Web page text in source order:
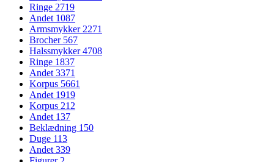
Ringe 2719
Andet 1087
Armsmykker 2271
Brocher 567
Halssmykker4708
Ringe 1837
Andet 3371
Korpus 5661
Andet 1919
Korpus 212
Andet 137
Beklædning 150
Duge 113
Andet 339